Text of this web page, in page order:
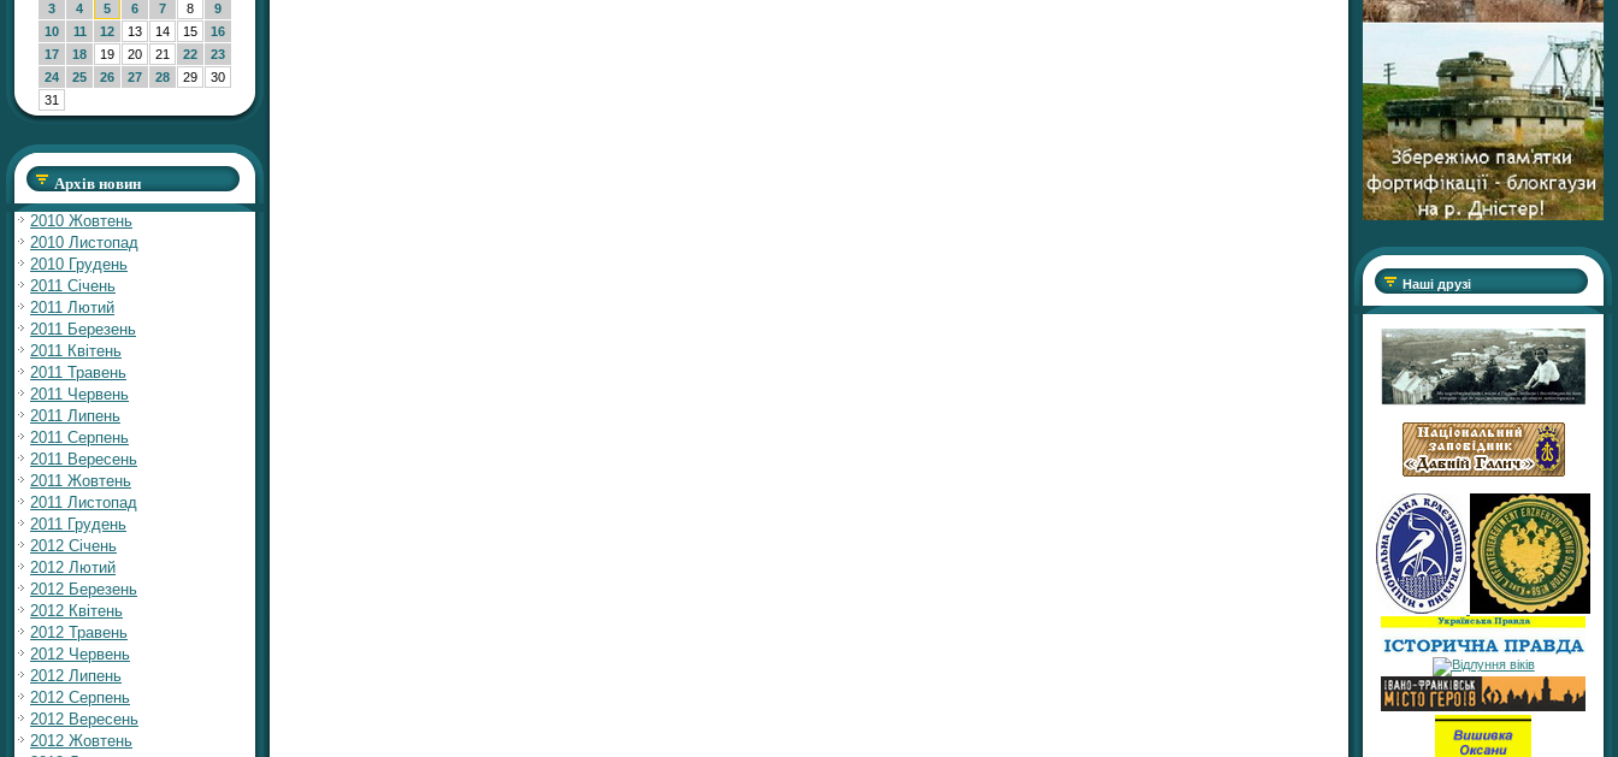
3
4 5 6 7 8
9
10
11 12 13 14 15
16
17
18 19 20 21 22
23
24
25 26 27 28 29
30
31
Архів новин
2010 Жовтень
2010 Листопад
2010 Грудень
2011 Січень
2011 Лютий
2011 Березень
2011 Квітень
2011 Травень
2011 Червень
2011 Липень
2011 Серпень
2011 Вересень
2011 Жовтень
2011 Листопад
2011 Грудень
2012 Січень
2012 Лютий
2012 Березень
2012 Квітень
2012 Травень
2012 Червень
2012 Липень
2012 Серпень
2012 Вересень
2012 Жовтень
Наші друзі